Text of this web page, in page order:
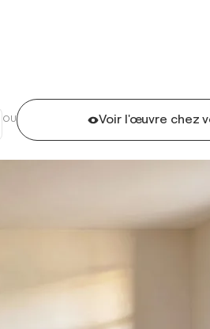
OU Voir l'œuvre chez